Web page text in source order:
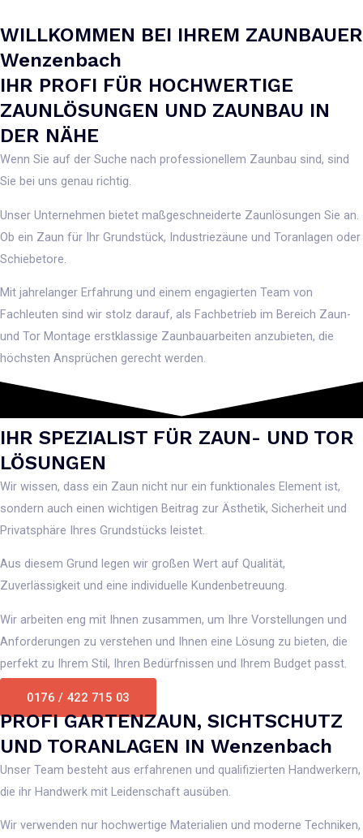
WILLKOMMEN BEI IHREM ZAUNBAUER
Wenzenbach
IHR PROFI FÜR HOCHWERTIGE
ZAUNLÖSUNGEN UND ZAUNBAU IN
DER NÄHE
Wenn Sie auf der Suche nach professionellem Zaunbau sind, sind
Sie bei uns genau richtig.
Unser Unternehmen bietet maßgeschneiderte Zaunlösungen Sie an.
Ob ein Zaun für Ihr Grundstück, Industriezäune und Toranlagen oder
Schiebetore.
Mit jahrelanger Erfahrung und einem engagierten Team von
Fachleuten sind wir stolz darauf, als Fachbetrieb im Bereich Zaun-
und Tor Montage erstklassige Zaunbauarbeiten anzubieten, die
höchsten Ansprüchen gerecht werden.
IHR SPEZIALIST FÜR ZAUN- UND TOR
LÖSUNGEN
Wir wissen, dass ein Zaun nicht nur ein funktionales Element ist,
sondern auch einen wichtigen Beitrag zur Ästhetik, Sicherheit und
Privatsphäre Ihres Grundstücks leistet.
Aus diesem Grund legen wir großen Wert auf Qualität,
Zuverlässigkeit und eine individuelle Kundenbetreuung.
Wir arbeiten eng mit Ihnen zusammen, um Ihre Vorstellungen und
Anforderungen zu verstehen und Ihnen eine Lösung zu bieten, die
perfekt zu Ihrem Stil, Ihren Bedürfnissen und Ihrem Budget passt.
0176 / 422 715 03
PROFI GARTENZAUN, SICHTSCHUTZ
UND TORANLAGEN IN Wenzenbach
Unser Team besteht aus erfahrenen und qualifizierten Handwerkern,
die ihr Handwerk mit Leidenschaft ausüben.
Wir verwenden nur hochwertige Materialien und moderne Techniken,